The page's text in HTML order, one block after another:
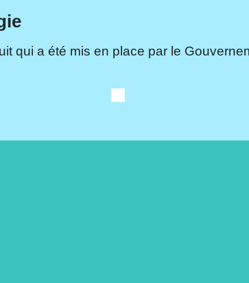
qui a été mis en place par le